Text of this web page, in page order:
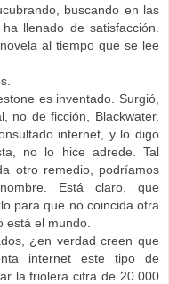
buscando en las
llenado de satisfacción.
al tiempo que se lee
es inventado. Surgió,
no de ficción, Blackwater.
internet, y lo digo
no lo hice adrede. Tal
otro remedio, podríamos
Está claro, que
para que no coincida otra
está el mundo.
¿en verdad creen que
internet este tipo de
la friolera cifra de 20.000